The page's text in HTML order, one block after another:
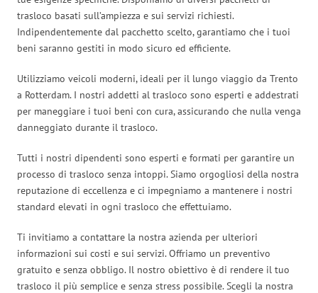
trasloco basati sull’ampiezza e sui servizi richiesti.
Indipendentemente dal pacchetto scelto, garantiamo che i tuoi
beni saranno gestiti in modo sicuro ed efficiente.
Utilizziamo veicoli moderni, ideali per il lungo viaggio da Trento
a Rotterdam. I nostri addetti al trasloco sono esperti e addestrati
per maneggiare i tuoi beni con cura, assicurando che nulla venga
danneggiato durante il trasloco.
Tutti i nostri dipendenti sono esperti e formati per garantire un
processo di trasloco senza intoppi. Siamo orgogliosi della nostra
reputazione di eccellenza e ci impegniamo a mantenere i nostri
standard elevati in ogni trasloco che effettuiamo.
Ti invitiamo a contattare la nostra azienda per ulteriori
informazioni sui costi e sui servizi. Offriamo un preventivo
gratuito e senza obbligo. Il nostro obiettivo è di rendere il tuo
trasloco il più semplice e senza stress possibile. Scegli la nostra